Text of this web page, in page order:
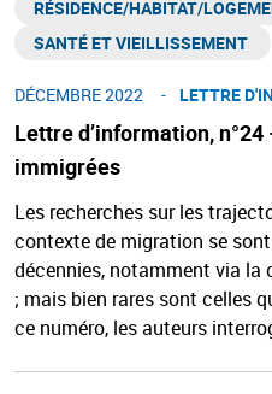
Lettre d’information,
immigrées
RÉSIDENCE/HABITAT/
SANTÉ ET VIEILLISSEMENT ​
DÉCEMBRE 2022 LETTRE
Les recherches sur les
contexte de migration se
décennies, notamment via la
; mais bien rares sont celles
ce numéro, les auteurs